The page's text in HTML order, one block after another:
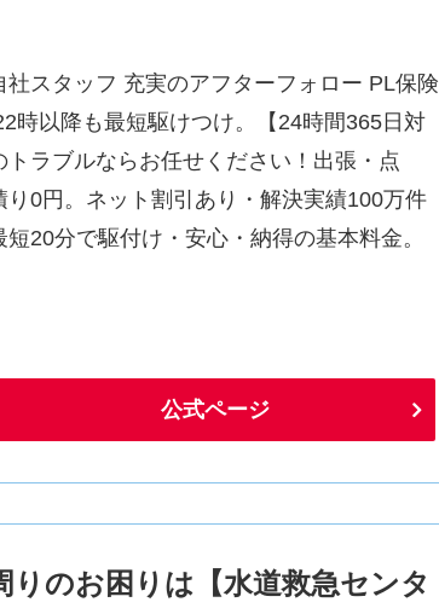
社スタッフ 充実のアフターフォロー PL保険
時以降も最短駆けつけ。【24時間365日対
トラブルならお任せください！出張・点
り0円。ネット割引あり・解決実績100万件
短20分で駆付け・安心・納得の基本料金。
公式ページ
のお困りは【水道救急センタ